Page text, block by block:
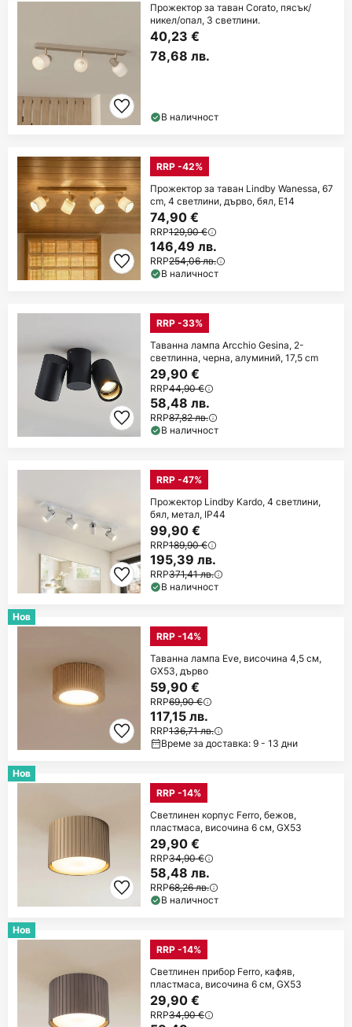
Прожектор за таван Corato, пясък/
никел/опал, 3 светлини.
40,23 €
78,68 лв.
В наличност
RRP -42%
Прожектор за таван Lindby Wanessa, 67
cm, 4 светлини, дърво, бял, E14
74,90 €
RRP129,90 €
146,49 лв.
RRP254,06 лв.
В наличност
RRP -33%
Таванна лампа Arcchio Gesina, 2-
светлинна, черна, алуминий, 17,5 cm
29,90 €
RRP44,90 €
58,48 лв.
RRP87,82 лв.
В наличност
RRP -47%
Прожектор Lindby Kardo, 4 светлини,
бял, метал, IP44
99,90 €
RRP189,90 €
195,39 лв.
RRP371,41 лв.
В наличност
Нов
RRP -14%
Таванна лампа Eve, височина 4,5 см,
GX53, дърво
59,90 €
RRP69,90 €
117,15 лв.
RRP136,71 лв.
Време за доставка: 9 - 13 дни
Нов
RRP -14%
Светлинен корпус Ferro, бежов,
пластмаса, височина 6 см, GX53
29,90 €
RRP34,90 €
58,48 лв.
RRP68,26 лв.
В наличност
Нов
RRP -14%
Светлинен прибор Ferro, кафяв,
пластмаса, височина 6 см, GX53
29,90 €
RRP34,90 €